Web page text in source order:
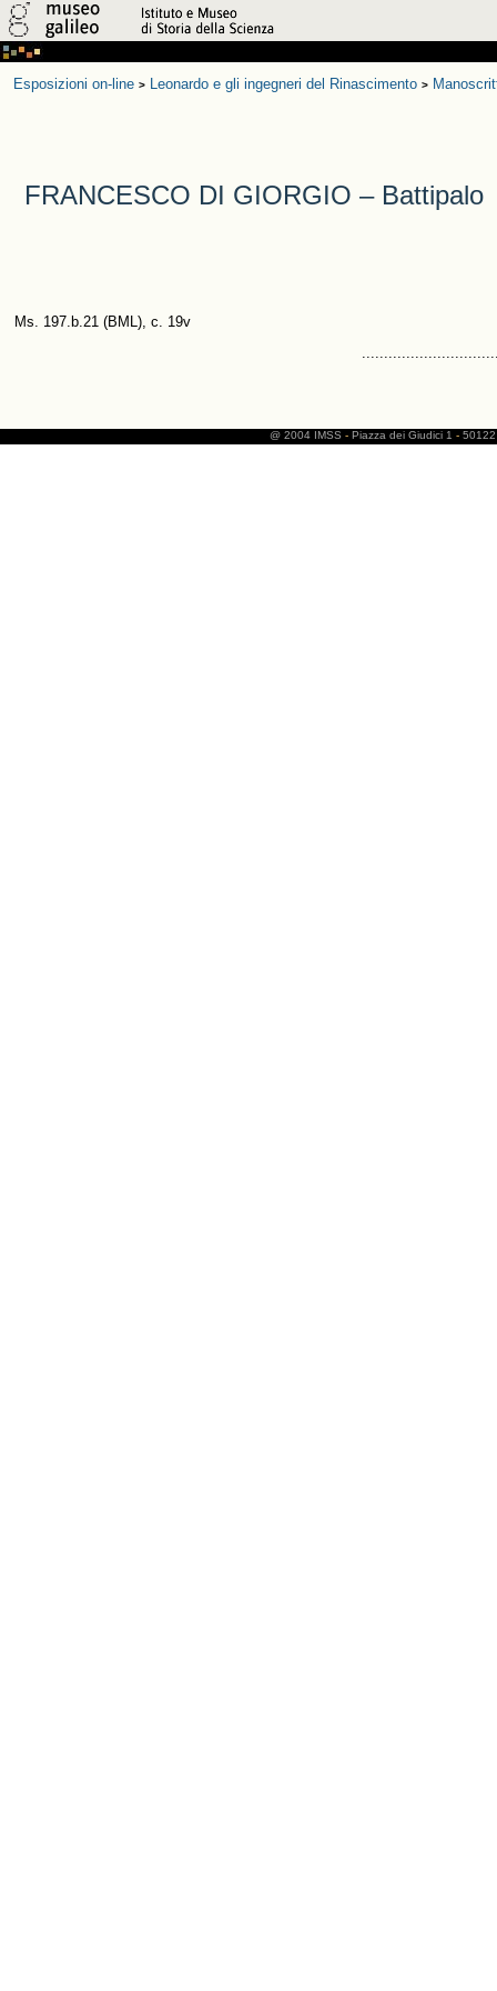
Esposizioni on-line > Leonardo e gli ingegneri del Rinascimento >
FRANCESCO DI GIORGIO – Battipalo
Ms. 197.b.21 (BML), c. 19v
@ 2004 IMSS - Piazza dei Giudici 1 - 50122